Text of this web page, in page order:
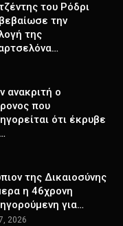
του Ρόδρι
την
της
ανακριτή ο
που
ότι έκρυβε
της Δικαιοσύνης
η 46χρονη
για…
2026